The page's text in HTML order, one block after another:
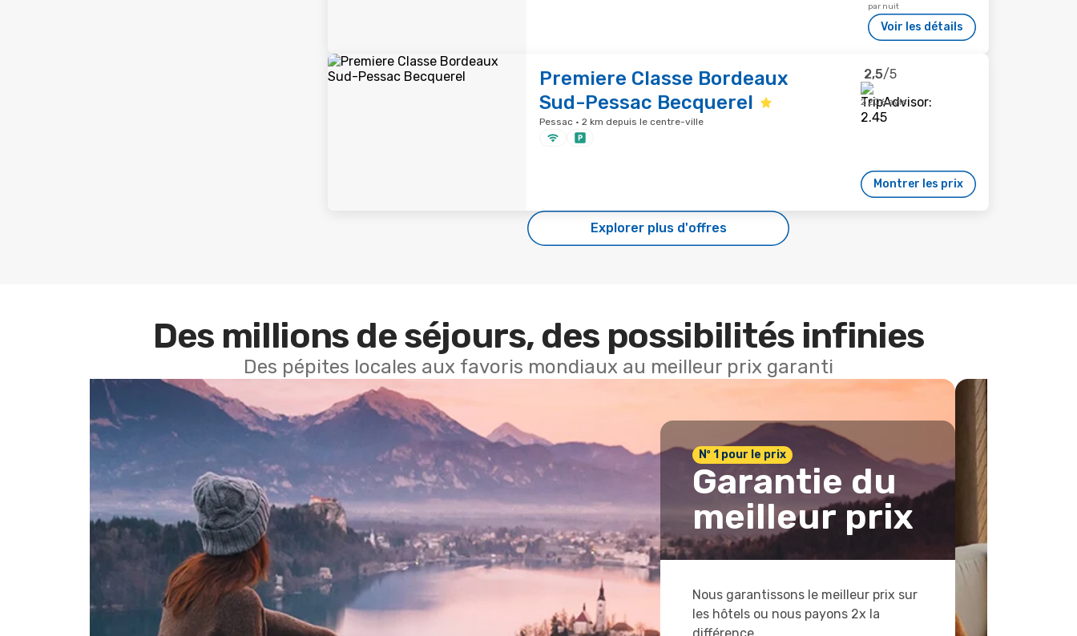
par nuit
Voir les détails
Premiere Classe Bordeaux
Sud-Pessac Becquerel
Pessac · 2 km depuis le centre-ville
2,5/5
2 206 avis
Montrer les prix
Explorer plus d'offres
Des millions de séjours, des possibilités infinies
Des pépites locales aux favoris mondiaux au meilleur prix garanti
Nº 1 pour le prix
Garantie du
meilleur prix
Nous garantissons le meilleur prix sur
les hôtels ou nous payons 2x la